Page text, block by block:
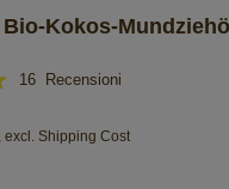
Kokos-
16 Recensioni
, excl. Shipping Cost